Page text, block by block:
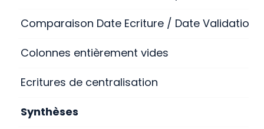
Comparaison Date Ecriture / Date Validation
Colonnes entièrement vides
Ecritures de centralisation
Synthèses